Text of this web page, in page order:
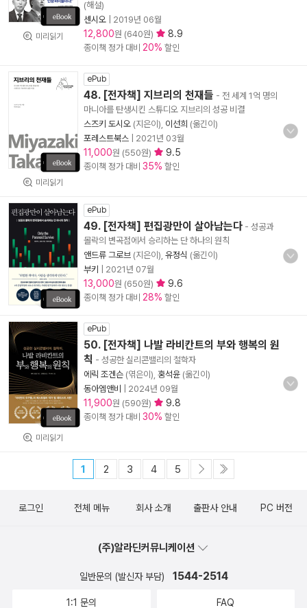
미리읽기
(해설)
센시오
2019년 06월
12,800원 (640원) 8.9
종이책 정가 대비 20% 할인
미리읽기
ePub
48. [전자책] 지브리의 천재들 - 전 세계 1억 명의
마니아를 탄생시킨 스튜디오 지브리의 성공 비결
스즈키 도시오 (지은이), 이선희 (옮긴이)
포레스트북스
2021년 03월
11,000원 (550원) 9.5
종이책 정가 대비 35% 할인
ePub
49. [전자책] 편집광만이 살아남는다 - 성공과
몰락의 변곡점에서 승리하는 단 하나의 원칙
앤드류 그로브 (지은이), 유정식 (옮긴이)
부키
2021년 07월
13,000원 (650원) 9.6
종이책 정가 대비 28% 할인
미리읽기
ePub
50. [전자책] 나발 라비칸트의 부와 행복의 원
칙 - 성공한 실리콘밸리의 철학자
에릭 조겐슨 (엮은이), 홍석윤 (옮긴이)
동아엠앤비
2024년 09월
11,900원 (590원) 9.8
종이책 정가 대비 30% 할인
1 2 3 4 5
로그인 전체 메뉴 회사 소개 출판사 안내 PC 버전
(주)알라딘커뮤니케이션
일반문의 (발신자 부담) 1544-2514
1:1 문의 FAQ